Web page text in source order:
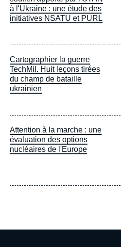
à l'Ukraine : une étude des
initiatives NSATU et PURL
Cartographier la guerre
TechMil. Huit leçons tirées
du champ de bataille
ukrainien
Attention à la marche : une
évaluation des options
nucléaires de l'Europe